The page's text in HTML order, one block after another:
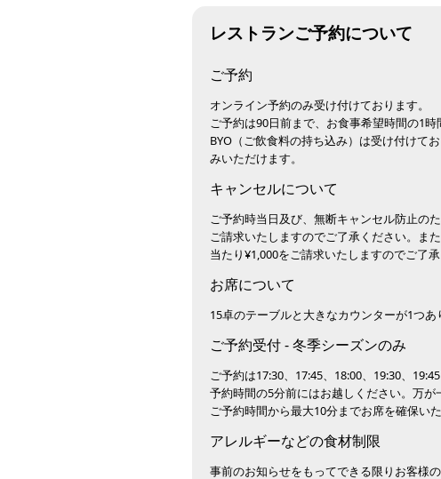
レストランご予約について
ご予約
オンライン予約のみ受け付けております。
ご予約は90日前まで、お食事希望時間の1時
BYO（ご飲食料の持ち込み）は受け付けて
みいただけます。
キャンセルについて
ご予約時当日及び、無断キャンセル防止の
ご請求いたしますのでご了承ください。ま
当たり¥1,000をご請求いたしますのでご了承
お席について
15卓のテーブルと大きなカウンターが1つ
ご予約受付 - 冬季シーズンのみ
ご予約は17:30、17:45、18:00、19:30、
予約時間の5分前にはお越しください。万が
ご予約時間から最大10分までお席を確保いた
アレルギーなどの食材制限
事前のお知らせをもってできる限りお客様